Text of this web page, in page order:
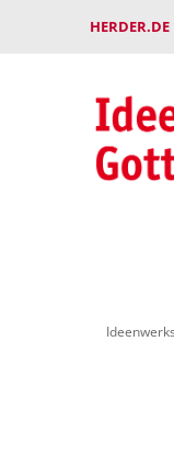
HERDER.DE